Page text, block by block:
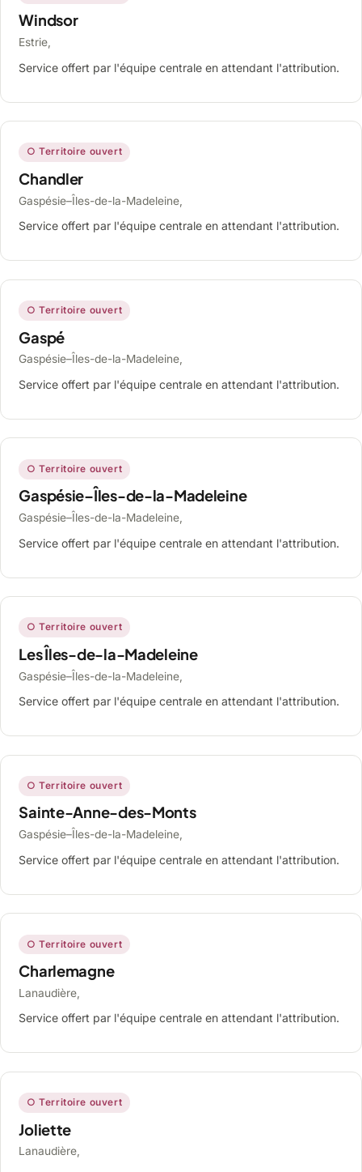
Windsor
Estrie,
Service offert par l'équipe centrale en attendant l'attribution.
○ Territoire ouvert
Chandler
Gaspésie–Îles-de-la-Madeleine,
Service offert par l'équipe centrale en attendant l'attribution.
○ Territoire ouvert
Gaspé
Gaspésie–Îles-de-la-Madeleine,
Service offert par l'équipe centrale en attendant l'attribution.
○ Territoire ouvert
Gaspésie–Îles-de-la-Madeleine
Gaspésie–Îles-de-la-Madeleine,
Service offert par l'équipe centrale en attendant l'attribution.
○ Territoire ouvert
Les Îles-de-la-Madeleine
Gaspésie–Îles-de-la-Madeleine,
Service offert par l'équipe centrale en attendant l'attribution.
○ Territoire ouvert
Sainte-Anne-des-Monts
Gaspésie–Îles-de-la-Madeleine,
Service offert par l'équipe centrale en attendant l'attribution.
○ Territoire ouvert
Charlemagne
Lanaudière,
Service offert par l'équipe centrale en attendant l'attribution.
○ Territoire ouvert
Joliette
Lanaudière,